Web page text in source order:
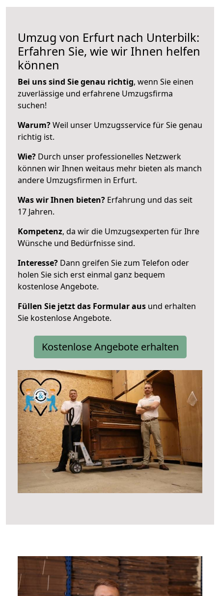
Umzug von Erfurt nach Unterbilk:
Erfahren Sie, wie wir Ihnen helfen
können
Bei uns sind Sie genau richtig, wenn Sie einen
zuverlässige und erfahrene Umzugsfirma
suchen!
Warum?Weil unser Umzugsservice für Sie genau
richtig ist.
Wie? Durch unser professionelles Netzwerk
können wir Ihnen weitaus mehr bieten als manch
andere Umzugsfirmen in Erfurt.
Was wir Ihnen bieten? Erfahrung und das seit
17 Jahren.
Kompetenz, da wir die Umzugsexperten für Ihre
Wünsche und Bedürfnisse sind.
Interesse? Dann greifen Sie zum Telefon oder
holen Sie sich erst einmal ganz bequem
kostenlose Angebote.
Füllen Sie jetzt das Formular aus und erhalten
Sie kostenlose Angebote.
Kostenlose Angebote erhalten